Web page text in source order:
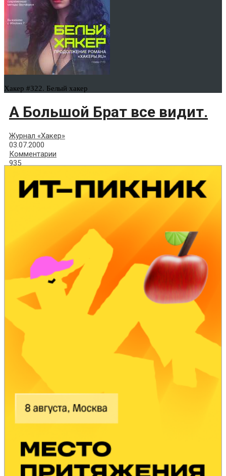
Хакер #322. Белый хакер
А Большой Бpат все видит.
Журнал «Хакер»
03.07.2000
Комментарии
935